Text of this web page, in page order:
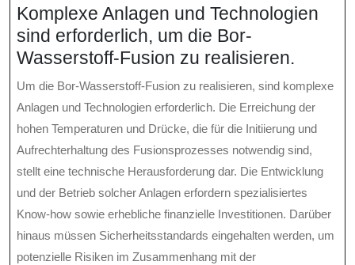
Komplexe Anlagen und Technologien
sind erforderlich, um die Bor-
Wasserstoff-Fusion zu realisieren.
Um die Bor-Wasserstoff-Fusion zu realisieren, sind komplexe
Anlagen und Technologien erforderlich. Die Erreichung der
hohen Temperaturen und Drücke, die für die Initiierung und
Aufrechterhaltung des Fusionsprozesses notwendig sind,
stellt eine technische Herausforderung dar. Die Entwicklung
und der Betrieb solcher Anlagen erfordern spezialisiertes
Know-how sowie erhebliche finanzielle Investitionen. Darüber
hinaus müssen Sicherheitsstandards eingehalten werden, um
potenzielle Risiken im Zusammenhang mit der